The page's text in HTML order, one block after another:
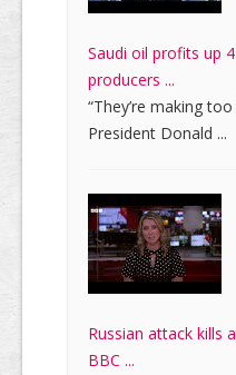
Saudi oil profits up
producers ...
“They’re making
President Donald ...
Russian attack kills
BBC ...